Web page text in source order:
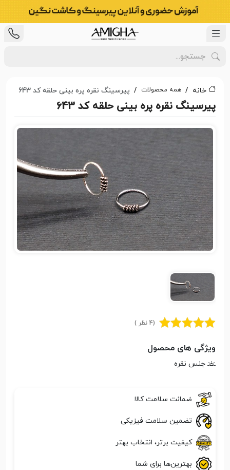
خانه همه محصولات پیرسینگ نقره پره بینی حلقه کد 643
پیرسینگ نقره پره بینی حلقه کد 643
(4 نظر )
ویژگی های محصول
جنس نقره
ضمانت سلامت کالا
تضمین سلامت فیزیکی
کیفیت برتر، انتخاب بهتر
بهترین‌ها برای شما